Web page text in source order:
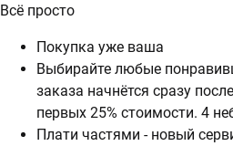
Всё просто
Покупка уже ваша
Выбирайте любые
заказа начнётся сразу
первых 25% стоимости. 4
Плати частями - новый